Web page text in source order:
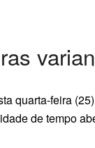
quarta-feira
de tempo